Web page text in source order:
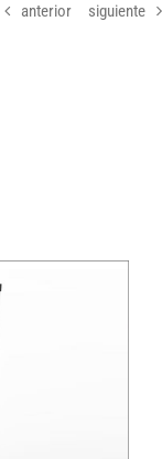
anterior siguiente